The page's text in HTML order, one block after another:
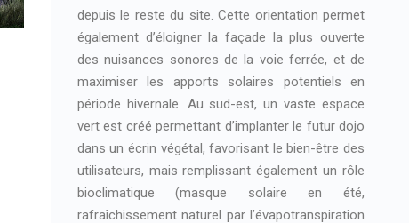
depuis le reste du site. Cette orientation permet
également d’éloigner la façade la plus ouverte
des nuisances sonores de la voie ferrée, et de
maximiser les apports solaires potentiels en
période hivernale. Au sud-est, un vaste espace
vert est créé permettant d’implanter le futur dojo
dans un écrin végétal, favorisant le bien-être des
utilisateurs, mais remplissant également un rôle
bioclimatique (masque solaire en été,
rafraîchissement naturel par l’évapotranspiration